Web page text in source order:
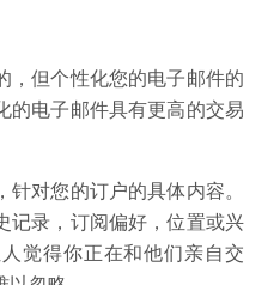
，但个性化您的电子邮件的
的电子邮件具有更高的交易
对您的订户的具体内容。
记录，订阅偏好，位置或兴
觉得你正在和他们亲自交